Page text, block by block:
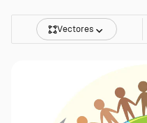
Vectores